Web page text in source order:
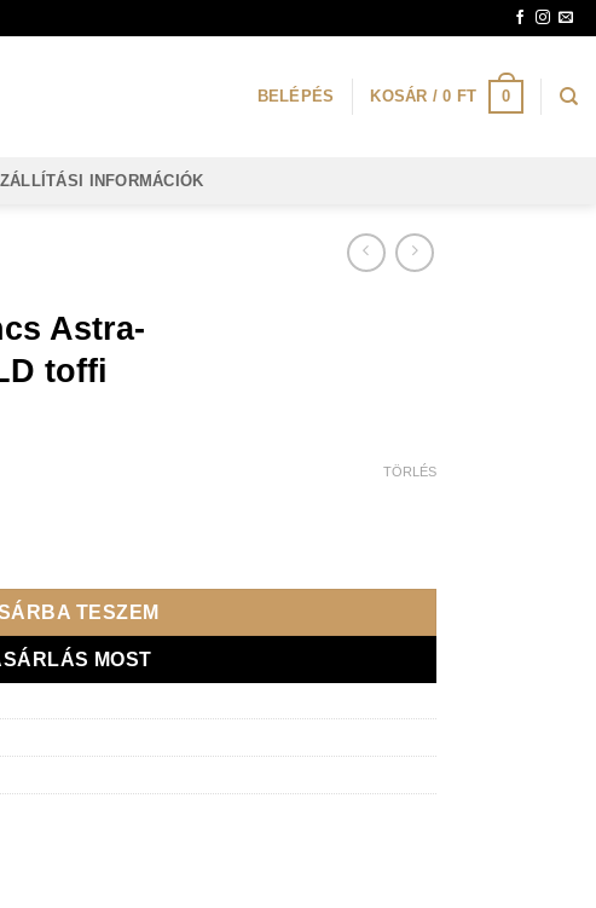
BELÉPÉS KOSÁR /0 FT 0
INFORMÁCIÓK
Astra-
toffi
TÖRLÉS
matrica/LD toffi mennyiség
TESZEM
MOST